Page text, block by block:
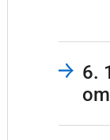
hver
6.